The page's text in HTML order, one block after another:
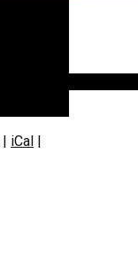
| iCal |